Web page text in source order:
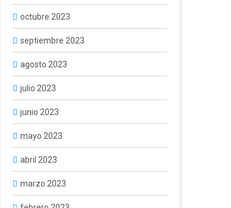
octubre 2023
septiembre 2023
agosto 2023
julio 2023
junio 2023
mayo 2023
abril 2023
marzo 2023